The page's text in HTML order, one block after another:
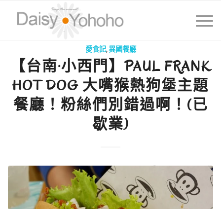
愛食記,異國餐廳
【台南·小西門】PAUL FRANK
HOT DOG 大嘴猴熱狗堡主題
餐廳！粉絲們別錯過啊！(已
歇業)